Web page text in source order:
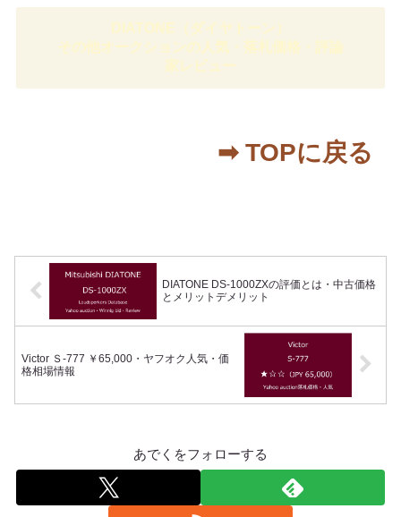
DIATONE（ダイヤトーン）
その他オークションの人気・落札価格・評論
家レビュー
➡︎ TOPに戻る
DIATONE DS-1000ZXの評価とは・中古価格
とメリットデメリット
Victor Ｓ-777 ￥65,000・ヤフオク人気・価
格相場情報
あでくをフォローする